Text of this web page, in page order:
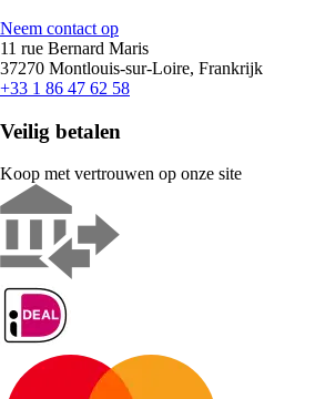
Neem contact op
11 rue Bernard Maris
37270 Montlouis-sur-Loire, Frankrijk
+33 1 86 47 62 58
Veilig betalen
Koop met vertrouwen op onze site